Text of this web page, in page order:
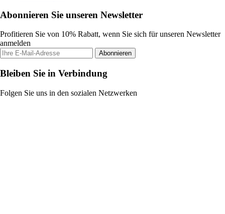
Abonnieren Sie unseren Newsletter
Profitieren Sie von 10% Rabatt, wenn Sie sich für unseren Newsletter
anmelden
Abonnieren
Bleiben Sie in Verbindung
Folgen Sie uns in den sozialen Netzwerken